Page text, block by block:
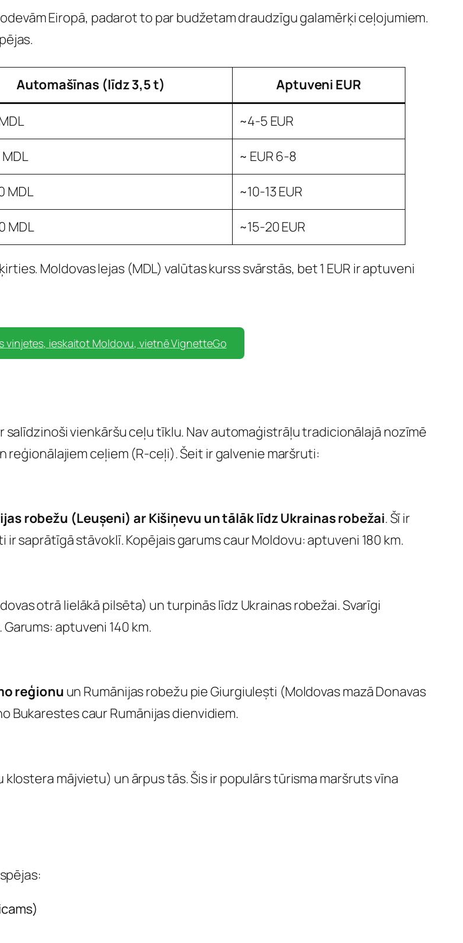
Eiropā, padarot to par budžetam draudzīgu galamērķi ceļojumiem.
Automašīnas (līdz 3,5 t) Aptuveni EUR
~4-5 EUR
~ EUR 6-8
MDL
~10-13 EUR
MDL ~15-20 EUR
Moldovas lejas (MDL) valūtas kurss svārstās, bet 1 EUR ir aptuveni
vinjetes, ieskaitot Moldovu, vietnē VignetteGo
salīdzinoši vienkāršu ceļu tīklu. Nav automaģistrāļu tradicionālajā nozīmē
reģionālajiem ceļiem (R-ceļi). Šeit ir galvenie maršruti:
robežu (Leușeni) ar Kišiņevu un tālāk līdz Ukrainas robežai. Šī ir
saprātīgā stāvoklī. Kopējais garums caur Moldovu: aptuveni 180 km.
otrā lielākā pilsēta) un turpinās līdz Ukrainas robežai. Svarīgi
aptuveni 140 km.
reģionu un Rumānijas robežu pie Giurgiulești (Moldovas mazā Donavas
Bukarestes caur Rumānijas dienvidiem.
klostera mājvietu) un ārpus tās. Šis ir populārs tūrisma maršruts vīna